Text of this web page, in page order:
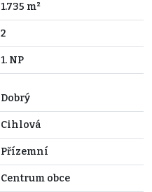
1.735 m²
2
1. NP
Dobrý
Cihlová
Přízemní
Centrum obce